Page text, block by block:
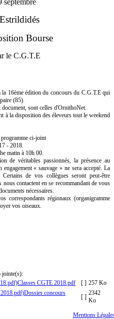
Bourse
le C.G.T.E
16ème édition du concours du C.G.T.E qui
(85).
document, sont celles d'OrnithoNet.
à la disposition des éleveurs tout le weekend
programme ci-joint
- 2018.
matin à 10h 00.
de véritables passionnés, la présence au
« sauvage » ne sera accepté. La
de vos collègues seront peut-être
contactent en se recommandant de vous
nécessaires.
correspondants régionaux (organigramme
vos oiseaux.
jointe(s):
Classes CGTE 2018.pdf
[ ] 257 Ko
Dossier concours
[ ]
2342
Ko
Mentions